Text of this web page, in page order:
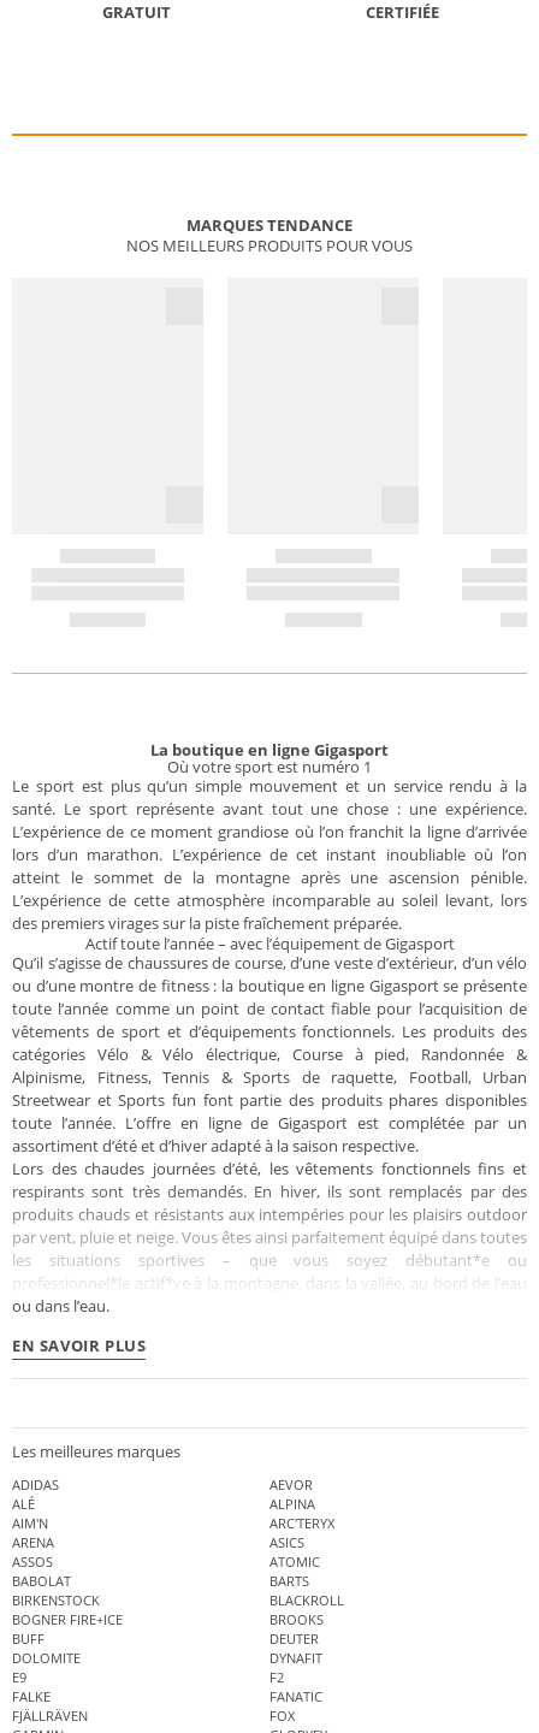
GRATUIT
CERTIFIÉE
MARQUES TENDANCE
NOS MEILLEURS PRODUITS POUR VOUS
La boutique en ligne Gigasport
Où votre sport est numéro 1
Le sport est plus qu’un simple mouvement et un service rendu à la
santé. Le sport représente avant tout une chose : une expérience.
L’expérience de ce moment grandiose où l’on franchit la ligne d’arrivée
lors d’un marathon. L’expérience de cet instant inoubliable où l’on
atteint le sommet de la montagne après une ascension pénible.
L’expérience de cette atmosphère incomparable au soleil levant, lors
des premiers virages sur la piste fraîchement préparée.
Actif toute l’année – avec l’équipement de Gigasport
Qu’il s’agisse de chaussures de course, d’une veste d’extérieur, d’un vélo
ou d’une montre de fitness : la boutique en ligne Gigasport se présente
toute l’année comme un point de contact fiable pour l’acquisition de
vêtements de sport et d’équipements fonctionnels. Les produits des
catégories Vélo & Vélo électrique, Course à pied, Randonnée &
Alpinisme, Fitness, Tennis & Sports de raquette, Football, Urban
Streetwear et Sports fun font partie des produits phares disponibles
toute l’année. L’offre en ligne de Gigasport est complétée par un
assortiment d’été et d’hiver adapté à la saison respective.
Lors des chaudes journées d’été, les vêtements fonctionnels fins et
respirants sont très demandés. En hiver, ils sont remplacés par des
produits chauds et résistants aux intempéries pour les plaisirs outdoor
par vent, pluie et neige. Vous êtes ainsi parfaitement équipé dans toutes
les situations sportives – que vous soyez débutant*e ou
professionnel*le actif*ve à la montagne, dans la vallée, au bord de l’eau
ou dans l’eau.
EN SAVOIR PLUS
Les meilleures marques
ADIDAS
AEVOR
ALÉ
ALPINA
AIM'N
ARC'TERYX
ARENA
ASICS
ASSOS
ATOMIC
BABOLAT
BARTS
BIRKENSTOCK
BLACKROLL
BOGNER FIRE+ICE
BROOKS
BUFF
DEUTER
DOLOMITE
DYNAFIT
E9
F2
FALKE
FANATIC
FJÄLLRÄVEN
FOX